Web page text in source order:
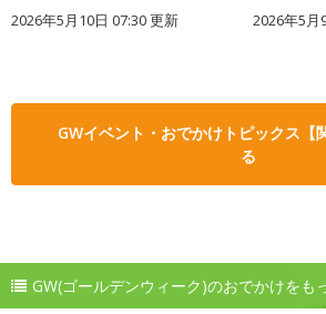
2026年5月10日 07:30 更新 2026年5月
GWイベント・おでかけトピックス【
る
GW(ゴールデンウィーク)のおでかけをも